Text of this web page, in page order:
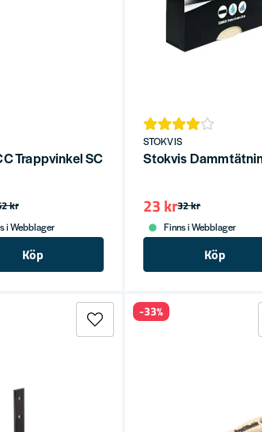
Trappvinkel SCO 260x41x41x2,5
kr
i Webblager
Köp
STOKVIS
Stokvis
32 kr
23 kr
Finns i Webblager
Köp
-33%